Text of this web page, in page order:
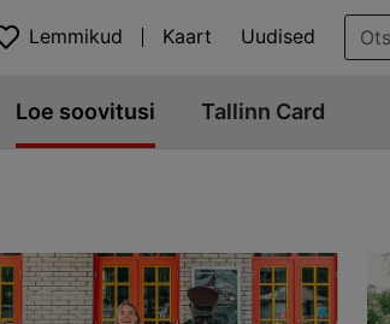
Lemmikud Kaart Uudised
Loe soovitusi Tallinn Card